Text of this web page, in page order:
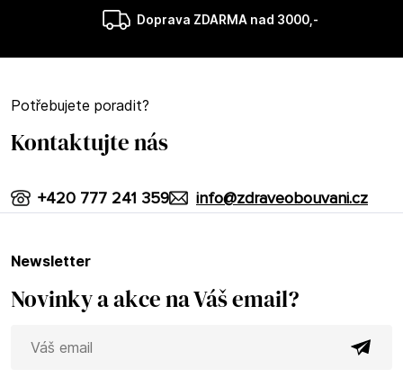
Doprava ZDARMA nad 3000,-
Potřebujete poradit?
Kontaktujte nás
info@zdraveobouvani.cz
+420 777 241 359
newsletter
Novinky a akce na Váš email?